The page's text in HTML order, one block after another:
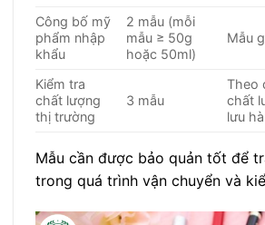
Công bố mỹ
phẩm nhập
khẩu
2 mẫu (mỗi
mẫu ≥ 50g
hoặc 50ml)
Mẫu
Kiểm tra
chất lượng
thị trường
3 mẫu
Theo
chất
lưu
Mẫu cần được bảo quản tốt để
trong quá trình vận chuyển và